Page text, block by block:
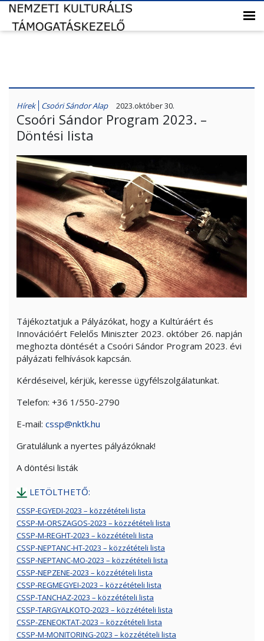
Hírek Csoóri Sándor Alap 2023.október 30.
Csoóri Sándor Program 2023. –
Döntési lista
Tájékoztatjuk a Pályázókat, hogy a Kultúráért és
Innovációért Felelős Miniszter 2023. október 26. napján
meghozta döntését a Csoóri Sándor Program 2023. évi
pályázati felhívások kapcsán.
Kérdéseivel, kérjük, keresse ügyfélszolgálatunkat.
Telefon: +36 1/550-2790
E-mail: cssp@nktk.hu
Gratulálunk a nyertes pályázóknak!
A döntési listák
LETÖLTHETŐ:
CSSP-EGYEDI-2023 – közzétételi lista
CSSP-M-ORSZAGOS-2023 – közzétételi lista
CSSP-M-REGHT-2023 – közzétételi lista
CSSP-NEPTANC-HT-2023 – közzétételi lista
CSSP-NEPTANC-MO-2023 – közzétételi lista
CSSP-NEPZENE-2023 – közzétételi lista
CSSP-REGMEGYEI-2023 – közzétételi lista
CSSP-TANCHAZ-2023 – közzétételi lista
CSSP-TARGYALKOTO-2023 – közzétételi lista
CSSP-ZENEOKTAT-2023 – közzétételi lista
CSSP-M-MONITORING-2023 – közzétételi lista